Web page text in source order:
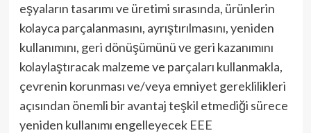
eşyaların tasarımı ve üretimi sırasında, ürünlerin
kolayca parçalanmasını, ayrıştırılmasını, yeniden
kullanımını, geri dönüşümünü ve geri kazanımını
kolaylaştıracak malzeme ve parçaları kullanmakla,
çevrenin korunması ve/veya emniyet gereklilikleri
açısından önemli bir avantaj teşkil etmediği sürece
yeniden kullanımı engelleyecek EEE